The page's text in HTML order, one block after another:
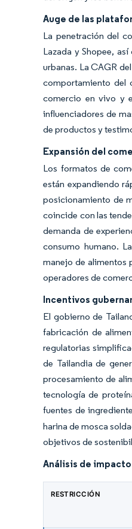
Auge de las
La penetración del
Lazada y Shopee,
urbanas. La CAGR
comportamiento del
comercio en vivo y
influenciadores de
de productos y
Expansión del
Los formatos de
están expandiendo
posicionamiento de
coincide con las
demanda de
consumo humano.
manejo de alimentos
operadores de
Incentivos
El gobierno de
fabricación de
regulatorias
de Tailandia de
procesamiento de
tecnología de
fuentes de
harina de mosca
objetivos de
Análisis de
RESTRICCIÓN